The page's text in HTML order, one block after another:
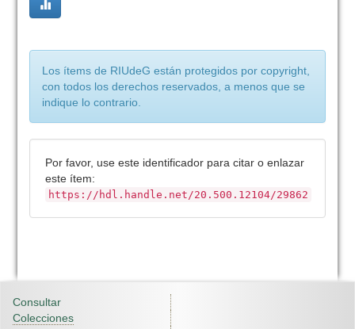
Los ítems de RIUdeG están protegidos por copyright,
con todos los derechos reservados, a menos que se
indique lo contrario.
Por favor, use este identificador para citar o enlazar
este ítem:
https://hdl.handle.net/20.500.12104/29862
Consultar
Colecciones